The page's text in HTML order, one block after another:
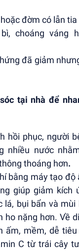
đờm có lẫn tia
choáng váng
đã giảm
tại nhà để
hồi phục, người
nhiều nước
thoáng hơn.
bằng máy tạo
giúp giảm kích
lá, bụi bẩn và mùi
ho nặng hơn. Về
ấm, mềm, dễ
C từ trái cây